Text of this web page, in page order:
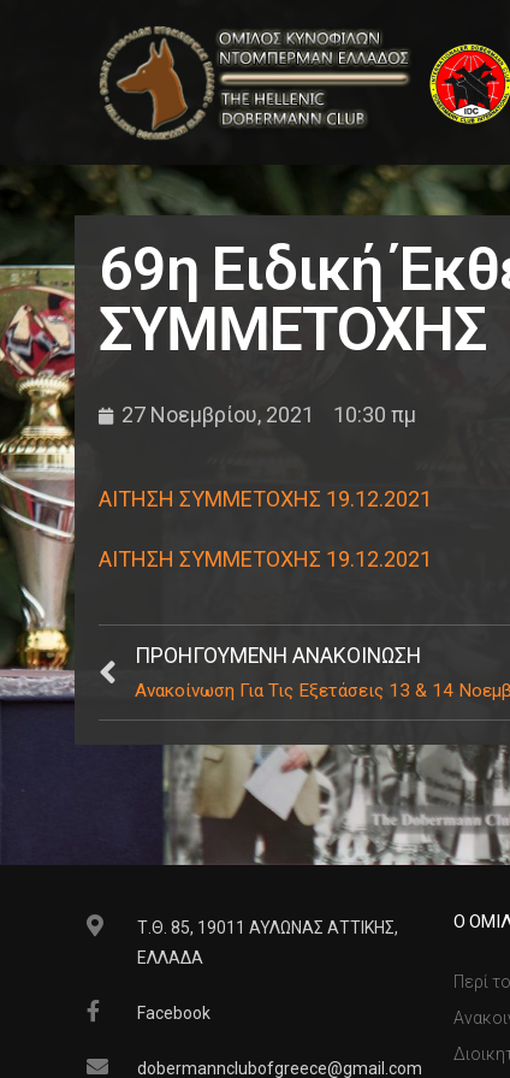
69η Ειδική
ΣΥΜΜΕΤΟΧΗΣ
27 Νοεμβρίου, 2021 10:30 πμ
ΑΙΤΗΣΗ ΣΥΜΜΕΤΟΧΗΣ 19.12.2021
ΑΙΤΗΣΗ ΣΥΜΜΕΤΟΧΗΣ 19.12.2021
ΠΡΟΗΓΟΎΜΕΝΗ ΑΝΑΚΟΊΝΩΣΗ
Ανακοίνωση Για Τις Εξετάσεις 13 & 14
Τ.Θ. 85, 19011 ΑΥΛΩΝΑΣ ΑΤΤΙΚΗΣ,
ΕΛΛΑΔΑ
Facebook
dobermannclubofgreece@gmail.com
Ο
Περί